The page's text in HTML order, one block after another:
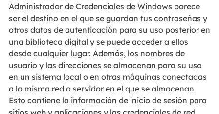
Administrador de Credenciales de Windows parece
ser el destino en el que se guardan tus contraseñas y
otros datos de autenticación para su uso posterior en
una biblioteca digital y se puede acceder a ellos
desde cualquier lugar. Además, los nombres de
usuario y las direcciones se almacenan para su uso
en un sistema local o en otras máquinas conectadas
a la misma red o servidor en el que se almacenan.
Esto contiene la información de inicio de sesión para
sitios web y aplicaciones y las credenciales de red